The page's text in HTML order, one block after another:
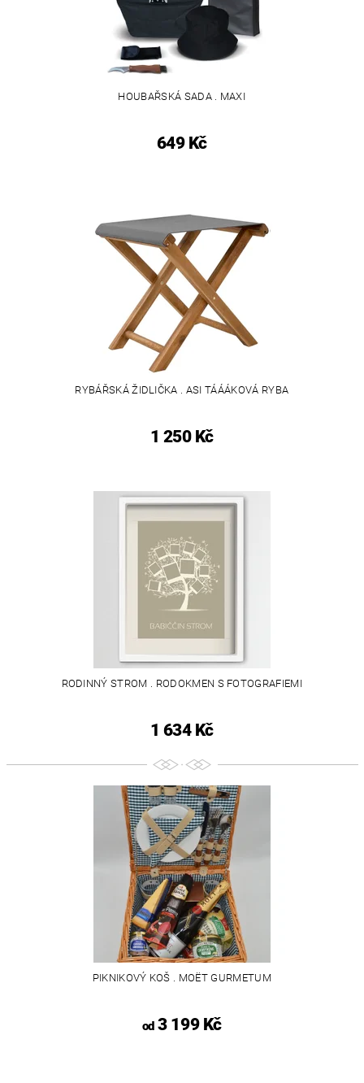
HOUBAŘSKÁ SADA . MAXI
649 Kč
RYBÁŘSKÁ ŽIDLIČKA . ASI TÁÁÁKOVÁ RYBA
1 250 Kč
RODINNÝ STROM . RODOKMEN S FOTOGRAFIEMI
1 634 Kč
PIKNIKOVÝ KOŠ . MOËT GURMETUM
od3 199 Kč